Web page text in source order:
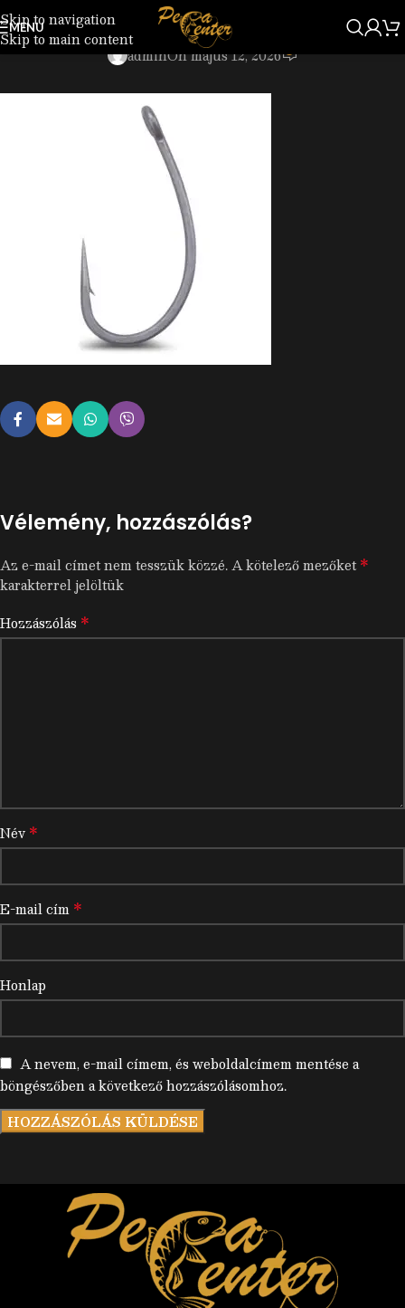
Skip to navigation
Skip to main content
MENU 2400204.jpg
adminOn május 12, 2026
Vélemény, hozzászólás?
Az e-mail címet nem tesszük közzé.A kötelező mezőket*
karakterrel jelöltük
Hozzászólás *
Név *
E-mail cím *
Honlap
A nevem, e-mail címem, és weboldalcímem mentése a
böngészőben a következő hozzászólásomhoz.